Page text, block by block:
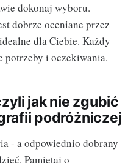
dokonaj wyboru.
dobrze oceniane przez
dla Ciebie. Każdy
potrzeby i oczekiwania.
jak nie zgubić
podróżniczej
- a odpowiednio dobrany
Pamiętaj o